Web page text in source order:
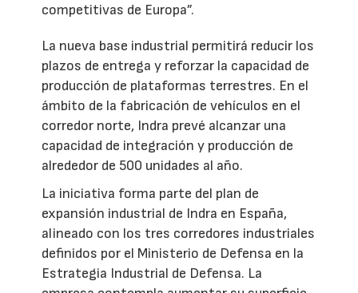
competitivas de Europa”.
La nueva base industrial permitirá reducir los
plazos de entrega y reforzar la capacidad de
producción de plataformas terrestres. En el
ámbito de la fabricación de vehículos en el
corredor norte, Indra prevé alcanzar una
capacidad de integración y producción de
alrededor de 500 unidades al año.
La iniciativa forma parte del plan de
expansión industrial de Indra en España,
alineado con los tres corredores industriales
definidos por el Ministerio de Defensa en la
Estrategia Industrial de Defensa. La